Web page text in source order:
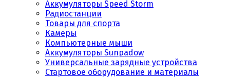
Аккумуляторы Speed Storm
Радиостанции
Товары для спорта
Камеры
Компьютерные мыши
Аккумуляторы Sunpadow
Универсальные зарядные устройства
Стартовое оборудование и материалы